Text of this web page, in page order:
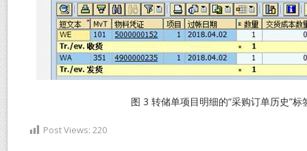
图 3 转储单项目明细的“采购订单历史”标
Post Views: 220